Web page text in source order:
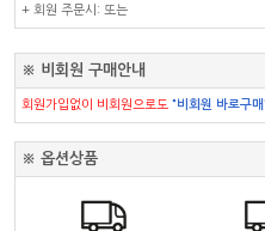
+ 회원 주문시: 또는
※ 비회원 구매안내
회원가입없이 비회원으로도 "비회원 바로구매
※ 옵션상품